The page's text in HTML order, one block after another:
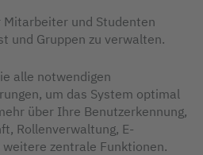
Mitarbeiter und Studenten
und Gruppen zu verwalten.
alle notwendigen
um das System optimal
über Ihre Benutzerkennung,
Rollenverwaltung, E-
zentrale Funktionen.